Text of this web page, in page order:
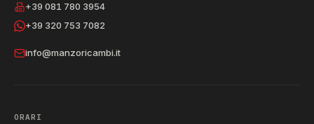
+39 081 780 3954
+39 320 753 7082
info@manzoricambi.it
ORARI